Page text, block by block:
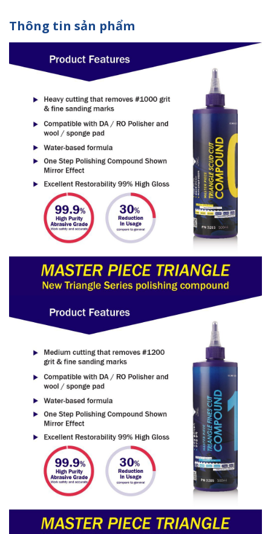
Thông tin sản phẩm